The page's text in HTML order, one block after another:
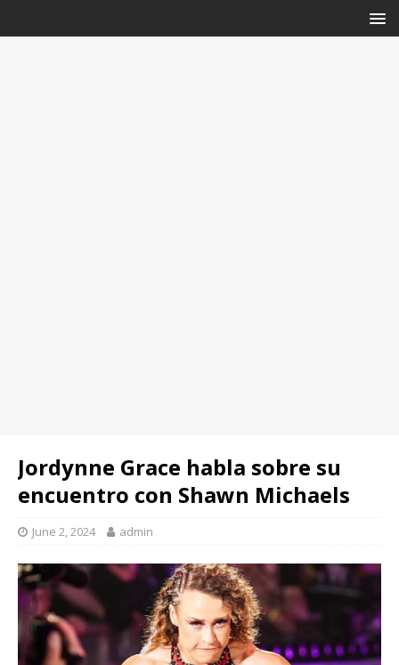
Jordynne Grace habla sobre su
encuentro con Shawn Michaels
June 2, 2024 admin